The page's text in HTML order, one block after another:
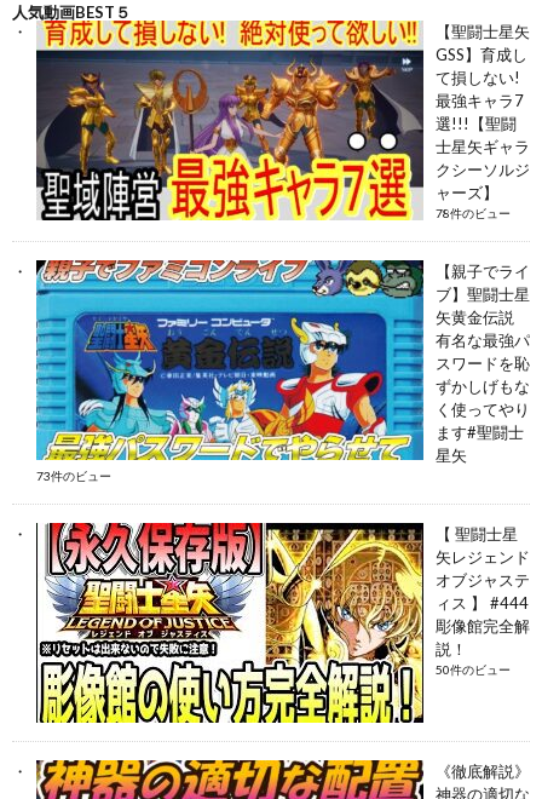
人気動画BEST５
【聖闘士星矢
GSS】育成し
て損しない!
最強キャラ7
選!!!【聖闘
士星矢ギャラ
クシーソルジ
ャーズ】
78件のビュー
【親子でライ
ブ】聖闘士星
矢黄金伝説
有名な最強パ
スワードを恥
ずかしげもな
く使ってやり
ます#聖闘士
星矢
73件のビュー
【 聖闘士星
矢レジェンド
オブジャステ
ィス 】 #444
彫像館完全解
説！
50件のビュー
《徹底解説》
神器の適切な